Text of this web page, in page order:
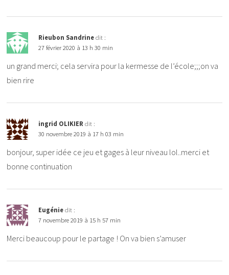
Rieubon Sandrine dit :
27 février 2020 à 13 h 30 min
un grand merci; cela servira pour la kermesse de l’école;;;on va
bien rire
ingrid OLIKIER dit :
30 novembre 2019 à 17 h 03 min
bonjour, super idée ce jeu et gages à leur niveau lol..merci et
bonne continuation
Eugénie dit :
7 novembre 2019 à 15 h 57 min
Merci beaucoup pour le partage ! On va bien s’amuser